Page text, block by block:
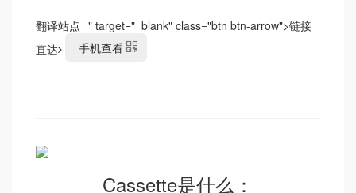
翻译站点 " target="_blank" class="btn btn-arrow">链接
直达
手机查看
Cassette是什么：